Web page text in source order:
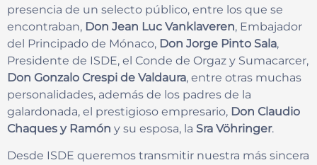
presencia de un selecto público, entre los que se
encontraban, Don Jean Luc Vanklaveren, Embajador
del Principado de Mónaco, Don Jorge Pinto Sala,
Presidente de ISDE, el Conde de Orgaz y Sumacarcer,
Don Gonzalo Crespi de Valdaura, entre otras muchas
personalidades, además de los padres de la
galardonada, el prestigioso empresario, Don Claudio
Chaques y Ramón y su esposa, la Sra Vöhringer.
Desde ISDE queremos transmitir nuestra más sincera